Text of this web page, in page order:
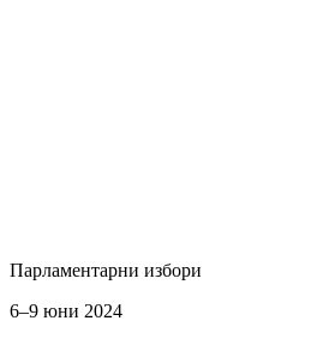
Парламентарни избори
6–9 юни 2024